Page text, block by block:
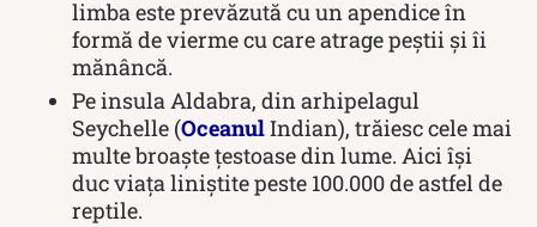
limba este prevăzută cu un apendice în
formă de vierme cu care atrage peştii şi îi
mănâncă.
Pe insula Aldabra, din arhipelagul
Seychelle (OceanulIndian), trăiesc cele mai
multe broaște țestoase din lume. Aici își
duc viața liniștite peste 100.000 de astfel de
reptile.